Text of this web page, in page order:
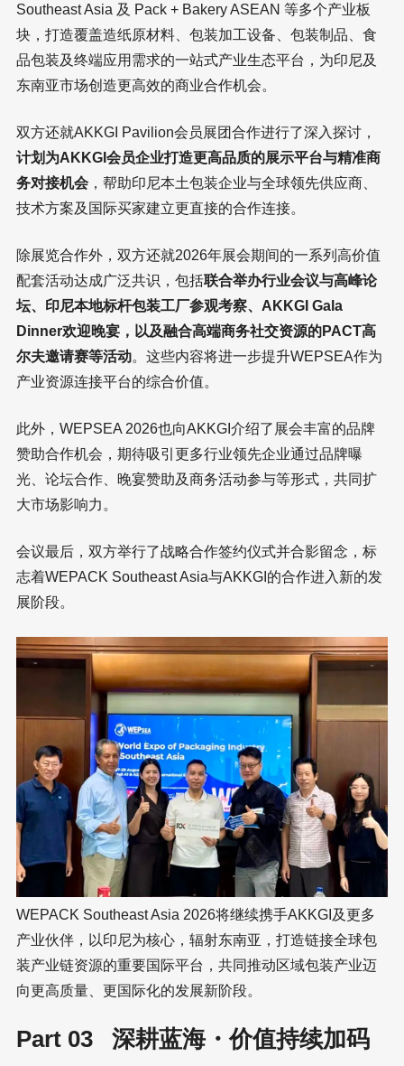
Southeast Asia 及 Pack + Bakery ASEAN 等多个产业板
块，打造覆盖造纸原材料、包装加工设备、包装制品、食
品包装及终端应用需求的一站式产业生态平台，为印尼及
东南亚市场创造更高效的商业合作机会。
双方还就AKKGI Pavilion会员展团合作进行了深入探讨，
计划为AKKGI会员企业打造更高品质的展示平台与精准商
务对接机会 ，帮助印尼本土包装企业与全球领先供应商、
技术方案及国际买家建立更直接的合作连接。
除展览合作外，双方还就2026年展会期间的一系列高价值
配套活动达成广泛共识，包括联合举办行业会议与高峰论
坛、印尼本地标杆包装工厂参观考察、AKKGI Gala
Dinner欢迎晚宴，以及融合高端商务社交资源的PACT高
尔夫邀请赛等活动。这些内容将进一步提升WEPSEA作为
产业资源连接平台的综合价值。
此外，WEPSEA 2026也向AKKGI介绍了展会丰富的品牌
赞助合作机会，期待吸引更多行业领先企业通过品牌曝
光、论坛合作、晚宴赞助及商务活动参与等形式，共同扩
大市场影响力。
会议最后，双方举行了战略合作签约仪式并合影留念，标
志着WEPACK Southeast Asia与AKKGI的合作进入新的发
展阶段。
WEPACK Southeast Asia 2026将继续携手AKKGI及更多
产业伙伴，以印尼为核心，辐射东南亚，打造链接全球包
装产业链资源的重要国际平台，共同推动区域包装产业迈
向更高质量、更国际化的发展新阶段。
Part 03 深耕蓝海・价值持续加码